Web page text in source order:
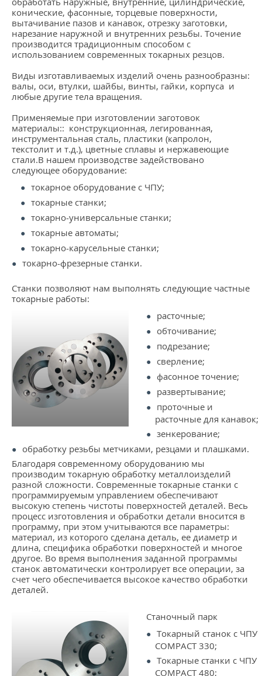
конические, фасонные, торцевые поверхности,
вытачивание пазов и канавок, отрезку заготовки,
нарезание наружной и внутренних резьбы. Точение
производится традиционным способом с
использованием современных токарных резцов.
Виды изготавливаемых изделий очень разнообразны:
валы, оси, втулки, шайбы, винты, гайки, корпуса и
любые другие тела вращения.
Применяемые при изготовлении заготовок
материалы:: конструкционная, легированная,
инструментальная сталь, пластики (капролон,
текстолит и т.д.), цветные сплавы и нержавеющие
стали.В нашем производстве задействовано
следующее оборудование:
токарное оборудование с ЧПУ;
токарные станки;
токарно-универсальные станки;
токарные автоматы;
токарно-карусельные станки;
токарно-фрезерные станки.
Станки позволяют нам выполнять следующие частные
токарные работы:
расточные;
обточивание;
подрезание;
сверление;
фасонное точение;
развертывание;
проточные и
расточные для канавок;
зенкерование;
обработку резьбы метчиками, резцами и плашками.
Благодаря современному оборудованию мы
производим токарную обработку металлоизделий
разной сложности. Современные токарные станки с
программируемым управлением обеспечивают
высокую степень чистоты поверхностей деталей. Весь
процесс изготовления и обработки детали вносится в
программу, при этом учитываются все параметры:
материал, из которого сделана деталь, ее диаметр и
длина, специфика обработки поверхностей и многое
другое. Во время выполнения заданной программы
станок автоматически контролирует все операции, за
счет чего обеспечивается высокое качество обработки
деталей.
Станочный парк
Токарный станок с ЧПУ
COMPACT 330;
Токарные станки с ЧПУ
COMPACT 480;